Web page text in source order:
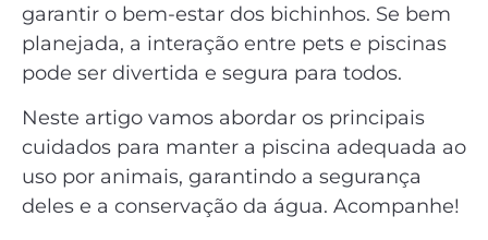
garantir o bem-estar dos bichinhos. Se bem
planejada, a interação entre pets e piscinas
pode ser divertida e segura para todos.
Neste artigo vamos abordar os principais
cuidados para manter a piscina adequada ao
uso por animais, garantindo a segurança
deles e a conservação da água. Acompanhe!